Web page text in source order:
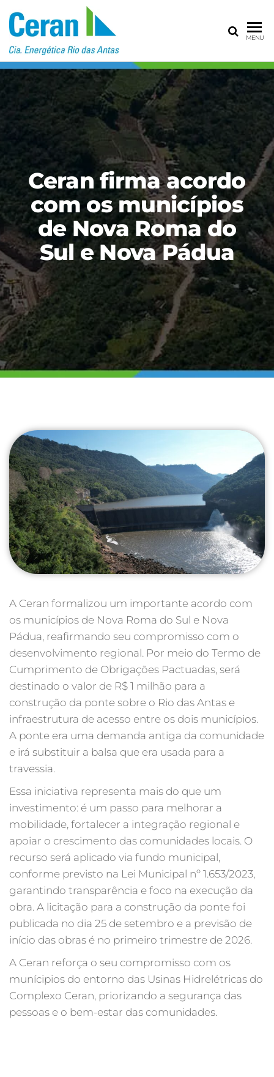
CERAN – CIA
ENERGÉTICA
RIO DAS
ANTAS
MENU
Ceran firma acordo
com os municípios
de Nova Roma do
Sul e Nova Pádua
A Ceran formalizou um importante acordo com
os municípios de Nova Roma do Sul e Nova
Pádua, reafirmando seu compromisso com o
desenvolvimento regional. Por meio do Termo de
Cumprimento de Obrigações Pactuadas, será
destinado o valor de R$ 1 milhão para a
construção da ponte sobre o Rio das Antas e
infraestrutura de acesso entre os dois municípios.
A ponte era uma demanda antiga da comunidade
e irá substituir a balsa que era usada para a
travessia.
Essa iniciativa representa mais do que um
investimento: é um passo para melhorar a
mobilidade, fortalecer a integração regional e
apoiar o crescimento das comunidades locais. O
recurso será aplicado via fundo municipal,
conforme previsto na Lei Municipal nº 1.653/2023,
garantindo transparência e foco na execução da
obra. A licitação para a construção da ponte foi
publicada no dia 25 de setembro e a previsão de
início das obras é no primeiro trimestre de 2026.
A Ceran reforça o seu compromisso com os
munícipios do entorno das Usinas Hidrelétricas do
Complexo Ceran, priorizando a segurança das
pessoas e o bem-estar das comunidades.